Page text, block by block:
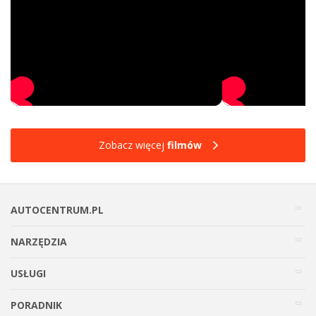
Zobacz więcej filmów
AUTOCENTRUM.PL
NARZĘDZIA
USŁUGI
PORADNIK